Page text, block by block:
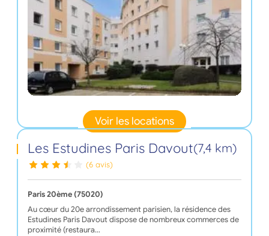
Voir les locations
Les Estudines Paris Davout(7,4 km)
(6 avis)
Paris 20ème (75020)
Au cœur du 20e arrondissement parisien, la résidence des
Estudines Paris Davout dispose de nombreux commerces de
proximité (restaura…